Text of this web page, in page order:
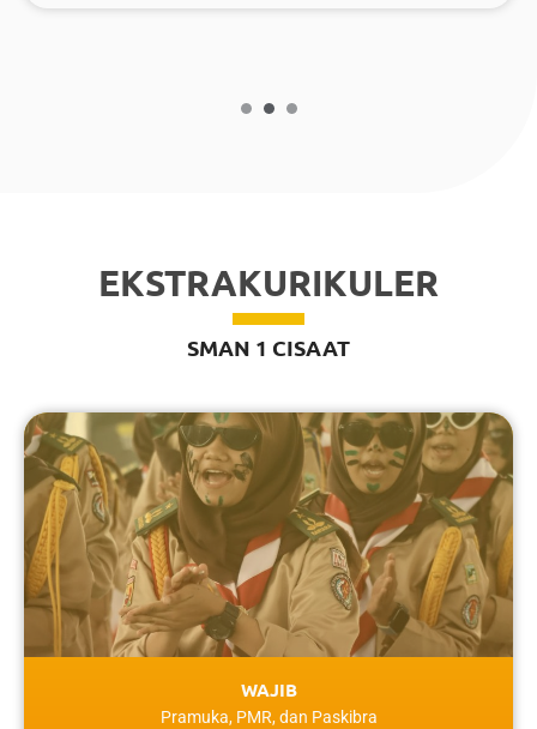
EKSTRAKURIKULER
SMAN 1 CISAAT
WAJIB
Pramuka, PMR, dan Paskibra